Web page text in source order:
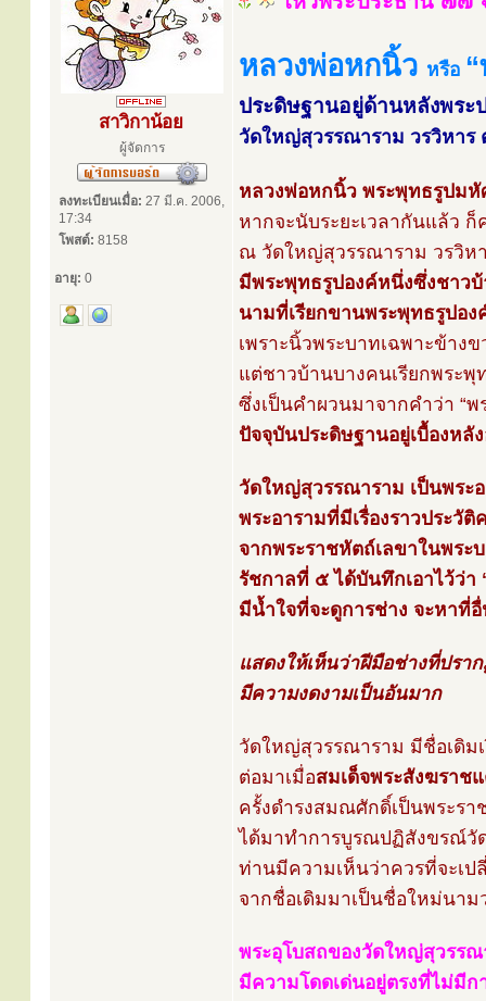
สาวิกาน้อย
ผู้จัดการ
ลงทะเบียนเมื่อ: 27 มี.ค. 2006,
17:34
โพสต์: 8158
อายุ: 0
หลวงพ่อหกนิ้ว หรือ
ประดิษฐานอยู่ด้านหลังพระ
วัดใหญ่สุวรรณาราม วรวิหาร
หลวงพ่อหกนิ้ว พระพุทธรูปมหั
หากจะนับระยะเวลากันแล้ว
ณ วัดใหญ่สุวรรณาราม วรวิหา
มีพระพุทธรูปองค์หนึ่งซึ่งชาว
นามที่เรียกขานพระพุทธรูปอ
เพราะนิ้วพระบาทเฉพาะข้าง
แต่ชาวบ้านบางคนเรียกพระ
ซึ่งเป็นคำผวนมาจากคำว่า “พ
ปัจจุบันประดิษฐานอยู่เบื้องหลั
วัดใหญ่สุวรรณาราม เป็นพระ
พระอารามที่มีเรื่องราวประวั
จากพระราชหัตถ์เลขาในพระ
รัชกาลที่ ๕ ได้บันทึกเอาไว้ว่า
มีน้ำใจที่จะดูการช่าง จะหาที่
แสดงให้เห็นว่าฝีมือช่างที่ปรา
มีความงดงามเป็นอันมาก
วัดใหญ่สุวรรณาราม มีชื่อเดิม
ต่อมาเมื่อสมเด็จพระสังฆราช
ครั้งดำรงสมณศักดิ์เป็นพระร
ได้มาทำการบูรณปฏิสังขรณ์วั
ท่านมีความเห็นว่าควรที่จะเป
จากชื่อเดิมมาเป็นชื่อใหม่นา
พระอุโบสถของวัดใหญ่สุวรรณ
มีความโดดเด่นอยู่ตรงที่ไม่มีก